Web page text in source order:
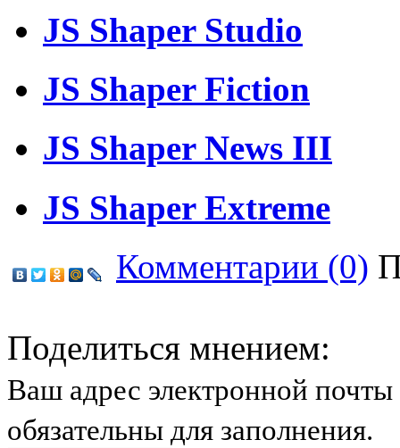
JS Shaper Studio
JS Shaper Fiction
JS Shaper News III
JS Shaper Extreme
Комментарии (0)
Поделиться мнением:
Ваш адрес электронной
обязательны для заполнения.